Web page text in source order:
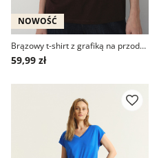
NOWOŚĆ
Brązowy t-shirt z grafiką na przodzie
59,99 zł